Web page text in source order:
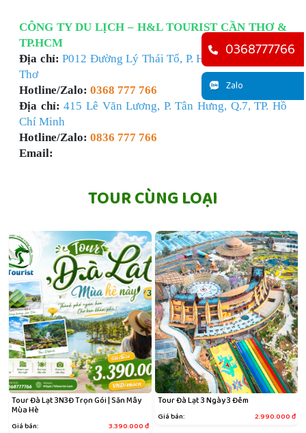
CÔNG TY DU LỊCH – H&L TOURIST CẦN THƠ &
TP.HCM
Địa chỉ: P012 Đường Lý Thái Tổ, P. Hưng Phú, TP. Cần
Thơ
Hotline/Zalo: 0368 777 766
Địa chỉ: 415 Lê Văn Lương, P. Tân Hưng, Q.7, TP. Hồ
Chí Minh
Hotline/Zalo: 0836 777 766
Email:
TOUR CÙNG LOẠI
Tour Đà Lạt 3N3Đ Trọn Gói | Săn Mây
Mùa Hè
Giá bán: 3.390.000đ
Tour Đà Lạt 3 Ngày 3 Đêm
Giá bán: 2.990.000đ
0368777766
Zalo